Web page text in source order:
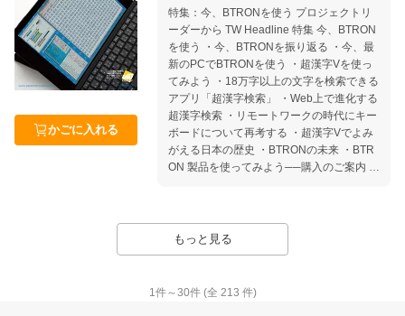
ケジュール 2022年2月〜5月 Welcome to T
RON Forum ＆ Ubiquitous ID Center 公共
交通オープンデータ協議会に入会しよう! M
ovement｜TRONから見たコンピュータ業
界の動向 Media｜TRONに関する報道 編集
後記特別編 本誌「記事ucode」の使い方
時代の到来ー3次元空間情報技術によるDX
の実現ー（株式会社パスコ） ・スマートビ
ルディング向けインダストリアルIoTエッジ
ノードを提供〜IoTの普及を促進する電子の
統合商社（明光電子株式会社） ・UCTのス
マートビル制御システム（ユーシーテクノ
ロジ株式会社） ・IoT研究のリーディング
カンパニー（YRPユビキタス・ネットワー
キング研究所） IEEE GCCE2021前夜祭 デ
ジタル・シンポジウム 講演：日本のICTの
ラミングを習得しよう〜 TIVAC Information
セミナー情報｜セミナースケジュール 202
ープンデータ協議会に入会しよう! Moveme
かごに入れる
特集：今、BTRONを使う プロジェクトリ
ーダーから TW Headline 特集 今、BTRON
を使う ・今、BTRONを振り返る ・今、最
新のPCでBTRONを使う ・超漢字Vを使っ
てみよう ・18万字以上の文字を検索できる
アプリ「超漢字検索」 ・Web上で進化する
超漢字検索 ・リモートワークの時代にキー
ボードについて再考する ・超漢字Vでよみ
がえる日本の歴史 ・BTRONの未来 ・BTR
ON 製品を使ってみよう──購入のご案内 TI
nter 公共交通オープンデータ協議会に入会
しよう! Movement｜TRONから見たコンピ
報道 編集後記特別編 本誌「記事ucode」の
もっと見る
1件～30件 (全 213 件)